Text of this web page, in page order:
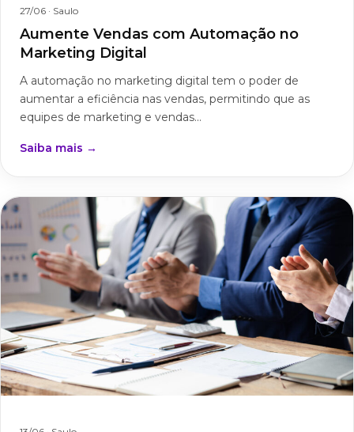
27/06 · Saulo
Aumente Vendas com Automação no
Marketing Digital
A automação no marketing digital tem o poder de
aumentar a eficiência nas vendas, permitindo que as
equipes de marketing e vendas...
Saiba mais →